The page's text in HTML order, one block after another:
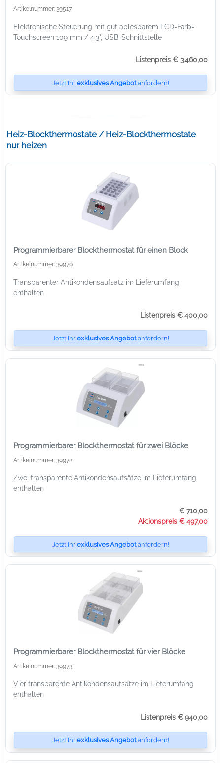
Artikelnummer: 39517
Elektronische Steuerung mit gut ablesbarem LCD-Farb-
Touchscreen 109 mm / 4,3", USB-Schnittstelle
Listenpreis € 3.460,00
Jetzt Ihr exklusives Angebotanfordern!
Heiz-Blockthermostate / Heiz-Blockthermostate
nur heizen
Programmierbarer Blockthermostat für einen Block
Artikelnummer: 39970
Transparenter Antikondensaufsatz im Lieferumfang
enthalten
Listenpreis € 400,00
Jetzt Ihr exklusives Angebotanfordern!
Programmierbarer Blockthermostat für zwei Blöcke
Artikelnummer: 39972
Zwei transparente Antikondensaufsätze im Lieferumfang
enthalten
€ 710,00
Aktionspreis € 497,00
Jetzt Ihr exklusives Angebotanfordern!
Programmierbarer Blockthermostat für vier Blöcke
Artikelnummer: 39973
Vier transparente Antikondensaufsätze im Lieferumfang
enthalten
Listenpreis € 940,00
Jetzt Ihr exklusives Angebotanfordern!